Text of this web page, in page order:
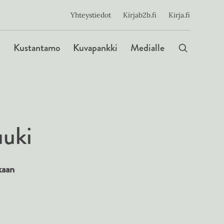
Yhteystiedot Kirjab2b.fi Kirja.fi
Päävalikko
Kustantamo Kuvapankki Medialle